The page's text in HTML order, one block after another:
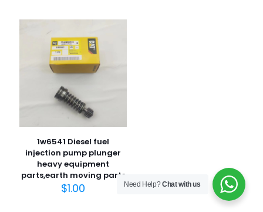
1w6541 Diesel fuel
injection pump plunger
heavy equipment
parts,earth moving parts
$1.00 Need Help?Chat with us